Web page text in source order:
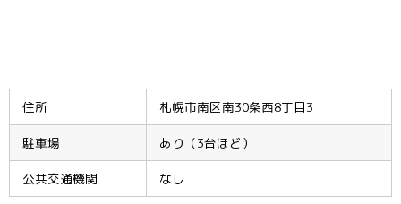
住所 札幌市南区南30条西8丁目3
駐車場 あり（3台ほど）
公共交通機関 なし